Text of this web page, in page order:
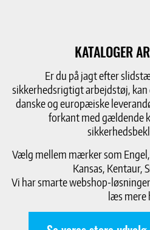
KATALOGER
Er du på jagt efter
sikkerhedsrigtigt arbejdstøj,
danske og europæiske
forkant med gældende
Vælg mellem mærker som
Kansas, Kentaur,
Vi har smarte webshop-
læs mere